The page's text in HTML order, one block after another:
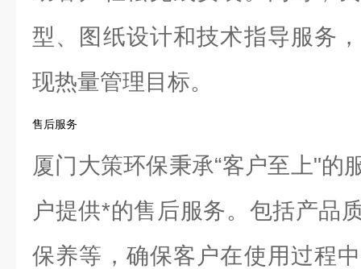
型、图纸设计和技术指导服务
现热量管理目标。
售后服务
厦门大策环保秉承“客户至上"的
户提供*的售后服务。包括产品
保养等，确保客户在使用过程